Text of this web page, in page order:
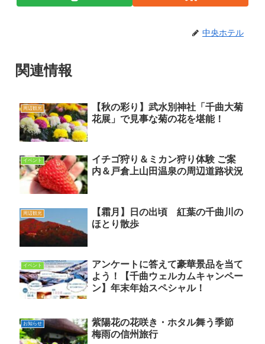
中央ホテル
関連情報
周辺観光
【秋の彩り】武水別神社「千曲大菊
花展」で見事な菊の花を堪能！
イベント
イチゴ狩り＆ミカン狩り体験 ご案
内＆戸倉上山田温泉の周辺道路状況
周辺観光
【霜月】日の出頃 紅葉の千曲川の
ほとり散歩
イベント
アンケートに答えて豪華景品を当て
よう！【千曲ウェルカムキャンペー
ン】年末年始スペシャル！
お知らせ
紫陽花の花咲き・ホタル舞う季節
梅雨の信州旅行